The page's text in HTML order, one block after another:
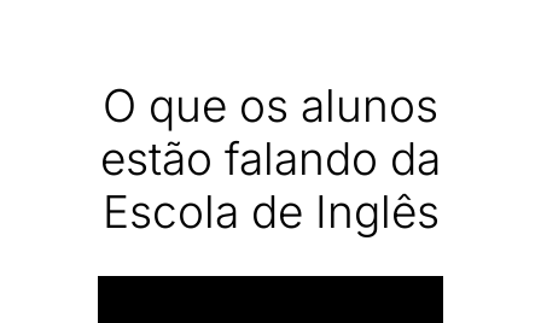
O que os alunos
estão falando da
Escola de Inglês